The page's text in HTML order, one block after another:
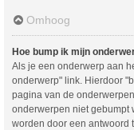
Omhoog
Hoe bump ik mijn
Als je een onderwerp aan
onderwerp" link. Hierdoor
pagina van de
onderwerpen niet gebumpt
worden door een antwoord